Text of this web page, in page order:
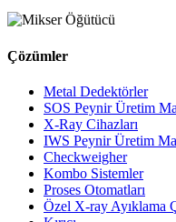
Çözümler
Metal Dedektörler
SOS Peynir Üretim
X-Ray Cihazları
IWS Peynir Üretim
Checkweigher
Kombo Sistemler
Proses Otomatları
Özel X-ray Ayıklama